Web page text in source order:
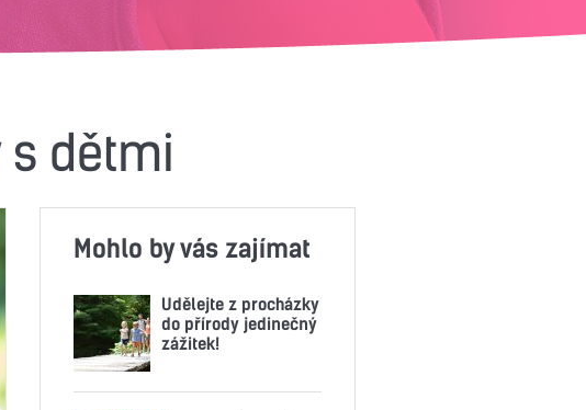
dětmi
Mohlo by vás zajímat
Udělejte z procházky
do přírody jedinečný
zážitek!